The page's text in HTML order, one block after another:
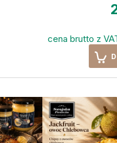
cena brutto z